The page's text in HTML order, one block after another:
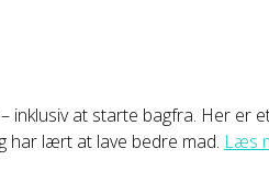
inklusiv at starte bagfra. Her er
har lært at lave bedre mad. Læs